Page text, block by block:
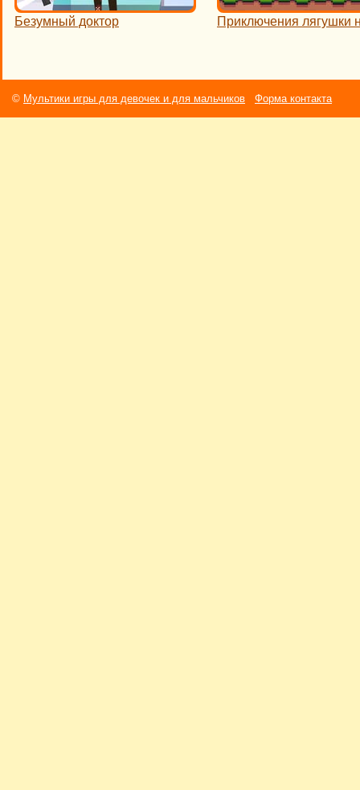
Безумный доктор Приключения лягушки
© Мультики игры для девочек и для мальчиков Форма контакта